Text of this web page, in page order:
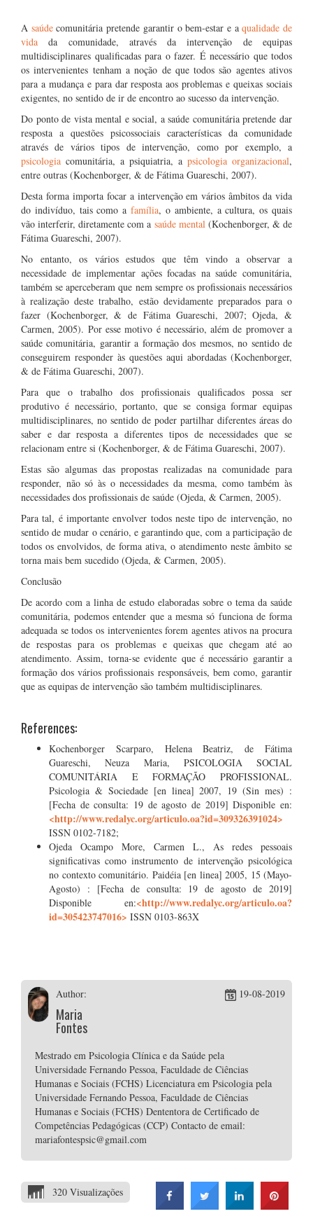
A saúdecomunitária pretende garantir o bem-estar e aqualidade de
vida da comunidade, através da intervenção de equipas
multidisciplinares qualificadas para o fazer. É necessário que todos
os intervenientes tenham a noção de que todos são agentes ativos
para a mudança e para dar resposta aos problemas e queixas sociais
exigentes, no sentido de ir de encontro ao sucesso da intervenção.
Do ponto de vista mental e social, a saúde comunitária pretende dar
resposta a questões psicossociais características da comunidade
através de vários tipos de intervenção, como por exemplo, a
psicologia comunitária, a psiquiatria, a psicologia organizacional,
entre outras (Kochenborger, & de Fátima Guareschi, 2007).
Desta forma importa focar a intervenção em vários âmbitos da vida
do indivíduo, tais como afamília, o ambiente, a cultura, os quais
vão interferir, diretamente com a saúde mental(Kochenborger, & de
Fátima Guareschi, 2007).
No entanto, os vários estudos que têm vindo a observar a
necessidade de implementar ações focadas na saúde comunitária,
também se aperceberam que nem sempre os profissionais necessários
à realização deste trabalho, estão devidamente preparados para o
fazer (Kochenborger, & de Fátima Guareschi, 2007; Ojeda, &
Carmen, 2005). Por esse motivo é necessário, além de promover a
saúde comunitária, garantir a formação dos mesmos, no sentido de
conseguirem responder às questões aqui abordadas (Kochenborger,
& de Fátima Guareschi, 2007).
Para que o trabalho dos profissionais qualificados possa ser
produtivo é necessário, portanto, que se consiga formar equipas
multidisciplinares, no sentido de poder partilhar diferentes áreas do
saber e dar resposta a diferentes tipos de necessidades que se
relacionam entre si (Kochenborger, & de Fátima Guareschi, 2007).
Estas são algumas das propostas realizadas na comunidade para
responder, não só às o necessidades da mesma, como também às
necessidades dos profissionais de saúde (Ojeda, & Carmen, 2005).
Para tal, é importante envolver todos neste tipo de intervenção, no
sentido de mudar o cenário, e garantindo que, com a participação de
todos os envolvidos, de forma ativa, o atendimento neste âmbito se
torna mais bem sucedido (Ojeda, & Carmen, 2005).
Conclusão
De acordo com a linha de estudo elaboradas sobre o tema da saúde
comunitária, podemos entender que a mesma só funciona de forma
adequada se todos os intervenientes forem agentes ativos na procura
de respostas para os problemas e queixas que chegam até ao
atendimento. Assim, torna-se evidente que é necessário garantir a
formação dos vários profissionais responsáveis, bem como, garantir
que as equipas de intervenção são também multidisciplinares.
References:
Kochenborger Scarparo, Helena Beatriz, de Fátima
Guareschi, Neuza Maria, PSICOLOGIA SOCIAL
COMUNITÁRIA E FORMAÇÃO PROFISSIONAL.
Psicologia & Sociedade [en linea] 2007, 19 (Sin mes) :
[Fecha de consulta: 19 de agosto de 2019] Disponible en:
<http://www.redalyc.org/articulo.oa?id=309326391024>
ISSN 0102-7182;
Ojeda Ocampo More, Carmen L., As redes pessoais
significativas como instrumento de intervenção psicológica
no contexto comunitário. Paidéia [en linea] 2005, 15 (Mayo-
Agosto) : [Fecha de consulta: 19 de agosto de 2019]
Disponible en:<http://www.redalyc.org/articulo.oa?
id=305423747016> ISSN 0103-863X
Author:
Maria
Fontes
19-08-2019
Mestrado em Psicologia Clínica e da Saúde pela
Universidade Fernando Pessoa, Faculdade de Ciências
Humanas e Sociais (FCHS) Licenciatura em Psicologia pela
Universidade Fernando Pessoa, Faculdade de Ciências
Humanas e Sociais (FCHS) Dententora de Certificado de
Competências Pedagógicas (CCP) Contacto de email:
mariafontespsic@gmail.com
320 Visualizações